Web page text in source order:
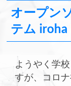
オープン
テム iroha
ようやく学
すが、コロ